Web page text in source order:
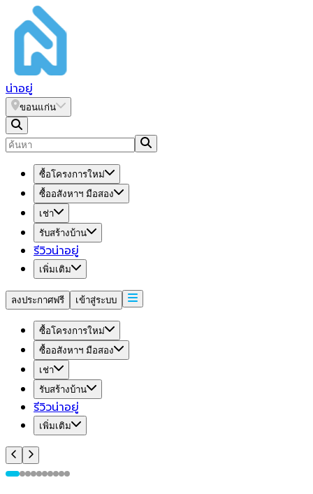
น่าอยู่
ขอนแก่น
ซื้อโครงการใหม่
ซื้ออสังหาฯ มือสอง
เช่า
รับสร้างบ้าน
รีวิวน่าอยู่
เพิ่มเติม
ลงประกาศฟรี เข้าสู่ระบบ
ซื้อโครงการใหม่
ซื้ออสังหาฯ มือสอง
เช่า
รับสร้างบ้าน
รีวิวน่าอยู่
เพิ่มเติม